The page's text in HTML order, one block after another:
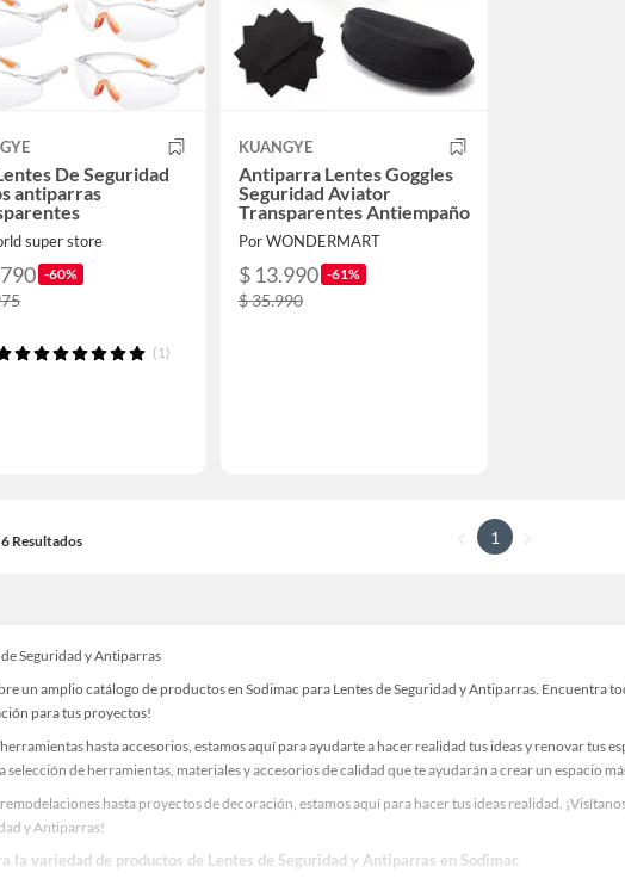
De Seguridad
antiparras
super store
-60%
(1)
KUANGYE
Antiparra Lentes Goggles
Seguridad Aviator
Transparentes Antiempaño
Por WONDERMART
$ 13.990 -61%
$ 35.990
6 Resultados 1
de Seguridad y Antiparras
un amplio catálogo de productos en Sodimac para Lentes de Seguridad y Antiparras. Encuentra
para tus proyectos!
hasta accesorios, estamos aquí para ayudarte a hacer realidad tus ideas y renovar tus
selección de herramientas, materiales y accesorios de calidad que te ayudarán a crear un espacio
hasta proyectos de decoración, estamos aquí para hacer tus ideas realidad.
y Antiparras!
la variedad de productos de Lentes de Seguridad y Antiparras en Sodimac